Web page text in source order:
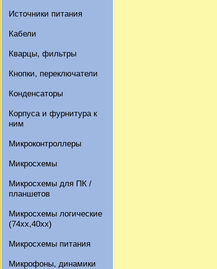
Источники питания
Кабели
Кварцы, фильтры
Кнопки, переключатели
Конденсаторы
Корпуса и фурнитура к
ним
Микроконтроллеры
Микросхемы
Микросхемы для ПК /
планшетов
Микросхемы логические
(74xx,40xx)
Микросхемы питания
Микрофоны, динамики